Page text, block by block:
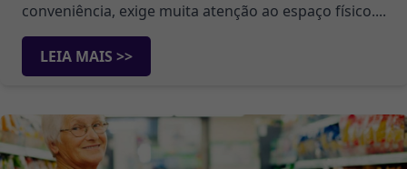
conveniência, exige muita atenção ao espaço físico....
LEIA MAIS >>